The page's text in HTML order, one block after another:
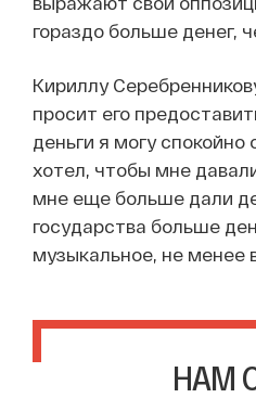
гораздо больше денег,
Кириллу
просит его
деньги я могу
хотел, чтобы мне
мне еще больше дали
государства больше
музыкальное, не менее
НАМ